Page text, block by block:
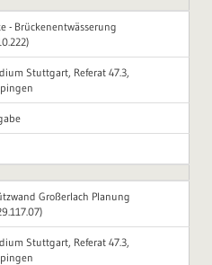
- Brückenentwässerung
Stuttgart, Referat 47.3,
Großerlach Planung
Stuttgart, Referat 47.3,